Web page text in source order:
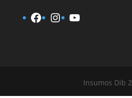
Facebook
Instagram
YouTube
Insumos Dib